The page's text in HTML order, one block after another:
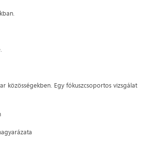
közösségekben. Egy fókuszcsoportos vizsgálat